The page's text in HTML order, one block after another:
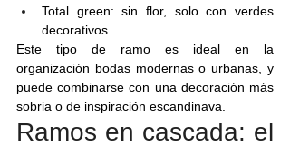
Total green: sin flor, solo con verdes
decorativos.
Este tipo de ramo es ideal en la
organización bodas modernas o urbanas, y
puede combinarse con una decoración más
sobria o de inspiración escandinava.
Ramos en cascada: el